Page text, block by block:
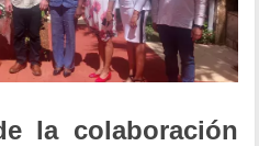
la colaboración